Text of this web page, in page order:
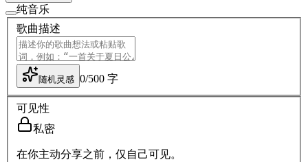
纯音乐
歌曲描述
随机灵感 0/500 字
可见性
私密
在你主动分享之前，仅自己可见。